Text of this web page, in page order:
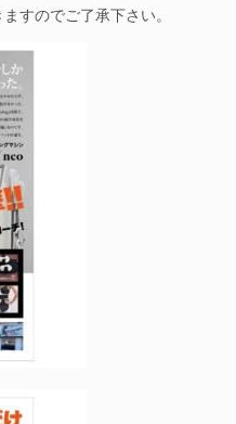
すのでご了承下さい。